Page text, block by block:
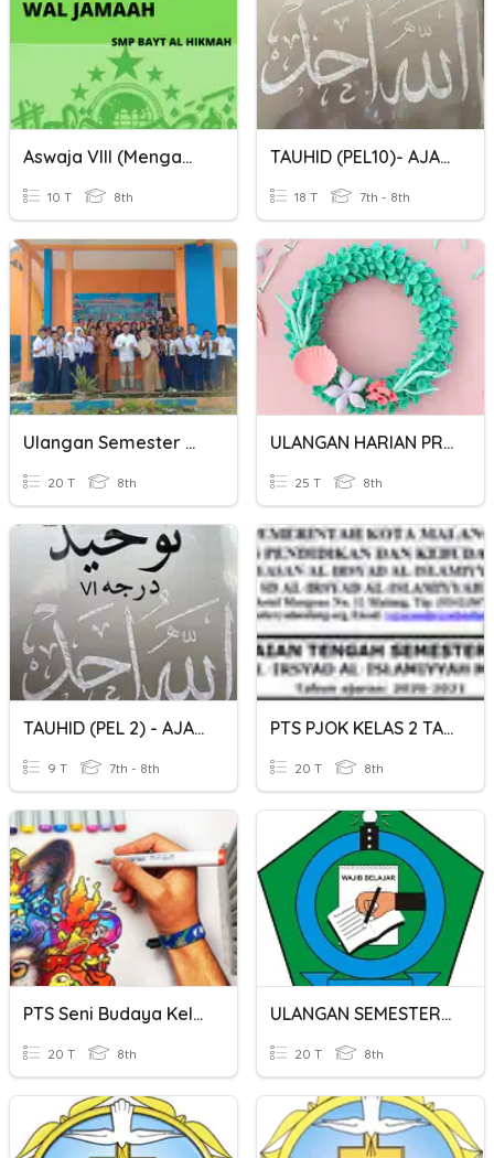
Aswaja VIII (Mengamalkan Ajaran Aswaja)
10 T 8th
TAUHID (PEL10)- AJARAN PERGERAKKAN AL-MAUNAH
18 T 7th - 8th
Ulangan Semester Ganjil Tahun Ajaran 2022/2023
20 T 8th
ULANGAN HARIAN PRAKARYA TAHUN AJARAN 2024/2025
25 T 8th
TAUHID (PEL 2) - AJARAN SESAT DI NBD
9 T 7th - 8th
PTS PJOK KELAS 2 TAHUN AJARAN 2020-2021
20 T 8th
PTS Seni Budaya Kelas 8 Semester 1 Tahun Ajaran 2021-2022
20 T 8th
ULANGAN SEMESTER KELAS VIII THN AJARAN 2020/2021
20 T 8th